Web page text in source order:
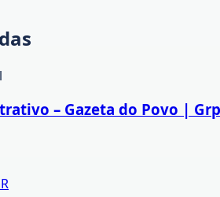
– Gazeta do Povo |